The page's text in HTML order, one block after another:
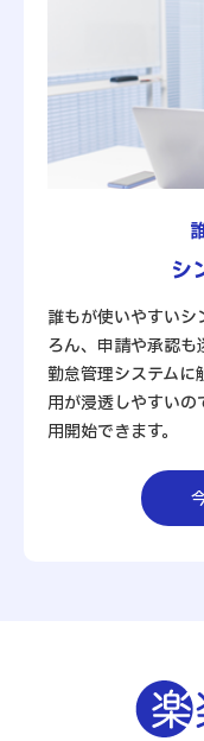
シ
誰もが使いやすいシ
ろん、申請や承認も
勤怠管理システムに
用が浸透しやすいの
用開始できます。